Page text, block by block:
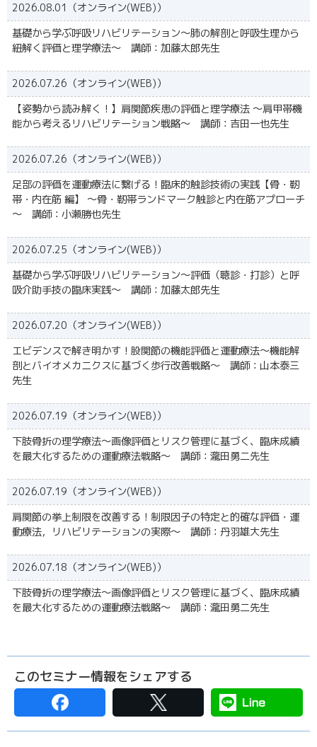
2026.08.01（オンライン(WEB)）
基礎から学ぶ呼吸リハビリテーション～肺の解剖と呼吸生理から
紐解く評価と理学療法〜 講師：加藤太郎先生
2026.07.26（オンライン(WEB)）
【姿勢から読み解く！】肩関節疾患の評価と理学療法 〜肩甲帯機
能から考えるリハビリテーション戦略〜 講師：吉田一也先生
2026.07.26（オンライン(WEB)）
足部の評価を運動療法に繋げる！臨床的触診技術の実践【骨・靭
帯・内在筋 編】 〜骨・靭帯ランドマーク触診と内在筋アプローチ
～ 講師：小瀬勝也先生
2026.07.25（オンライン(WEB)）
基礎から学ぶ呼吸リハビリテーション～評価（聴診・打診）と呼
吸介助手技の臨床実践～ 講師：加藤太郎先生
2026.07.20（オンライン(WEB)）
エビデンスで解き明かす！股関節の機能評価と運動療法～機能解
剖とバイオメカニクスに基づく歩行改善戦略～ 講師：山本泰三
先生
2026.07.19（オンライン(WEB)）
下肢骨折の理学療法～画像評価とリスク管理に基づく、臨床成績
を最大化するための運動療法戦略～ 講師：瀧田勇二先生
2026.07.19（オンライン(WEB)）
肩関節の挙上制限を改善する！制限因子の特定と的確な評価・運
動療法，リハビリテーションの実際〜 講師：丹羽雄大先生
2026.07.18（オンライン(WEB)）
下肢骨折の理学療法～画像評価とリスク管理に基づく、臨床成績
を最大化するための運動療法戦略～ 講師：瀧田勇二先生
このセミナー情報をシェアする